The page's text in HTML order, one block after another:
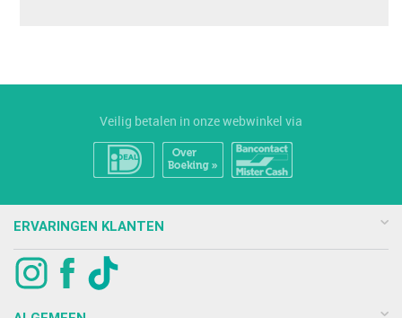
Veilig betalen in onze webwinkel via
ERVARINGEN KLANTEN